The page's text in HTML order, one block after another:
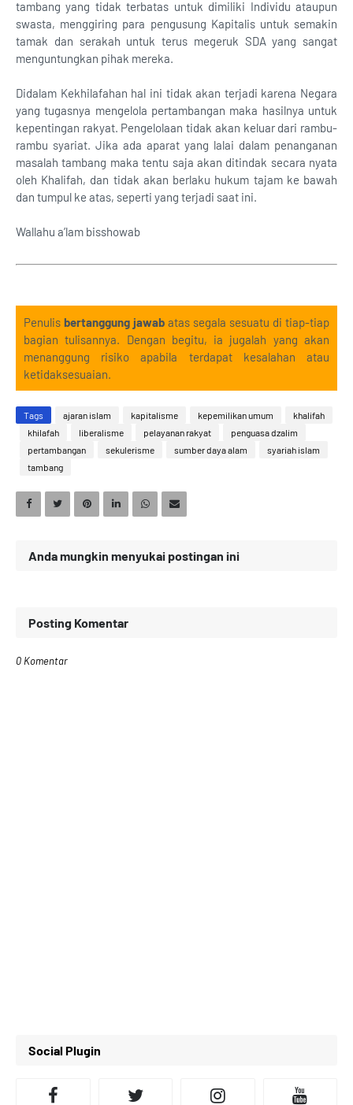
tambang yang tidak terbatas untuk dimiliki Individu ataupun
swasta, menggiring para pengusung Kapitalis untuk semakin
tamak dan serakah untuk terus megeruk SDA yang sangat
menguntungkan pihak mereka.
Didalam Kekhilafahan hal ini tidak akan terjadi karena Negara
yang tugasnya mengelola pertambangan maka hasilnya untuk
kepentingan rakyat. Pengelolaan tidak akan keluar dari rambu-
rambu syariat. Jika ada aparat yang lalai dalam penanganan
masalah tambang maka tentu saja akan ditindak secara nyata
oleh Khalifah, dan tidak akan berlaku hukum tajam ke bawah
dan tumpul ke atas, seperti yang terjadi saat ini.
Wallahu a’lam bisshowab
Penulis bertanggung jawab atas segala sesuatu di tiap-tiap
bagian tulisannya. Dengan begitu, ia jugalah yang akan
menanggung risiko apabila terdapat kesalahan atau
ketidaksesuaian.
Tags ajaran islam kapitalisme kepemilikan umum
khalifah
khilafah
liberalisme pelayanan rakyat
penguasa dzalim
pertambangan
sekulerisme sumber daya alam
syariah islam
tambang
Anda mungkin menyukai postingan ini
Posting Komentar
0 Komentar
Social Plugin